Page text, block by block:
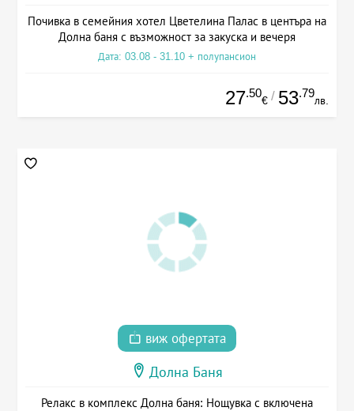
Почивка в семейния хотел Цветелина Палас в центъра на
Долна баня с възможност за закуска и вечеря
Дата: 03.08 - 31.10 + полупансион
27.50
€ / 53.79
лв.
виж офертата
Долна Баня
Релакс в комплекс Долна баня: Нощувка с включена